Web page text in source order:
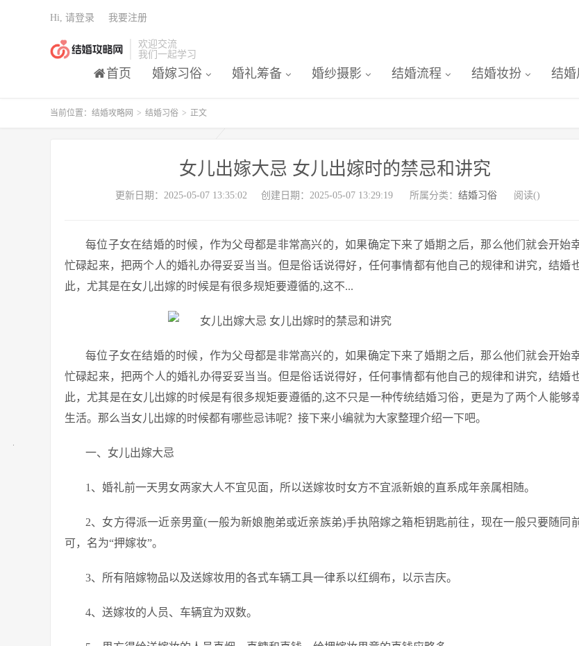
欢迎交流
我们一起学习
首页 婚嫁习俗 婚礼筹备 婚纱摄影 结婚流程 结婚妆扮 结婚
Hi, 请登录 我要注册
当前位置： 结婚攻略网 > 结婚习俗 > 正文
女儿出嫁大忌 女儿出嫁时的禁忌和讲究
更新日期：2025-05-07 13:35:02 创建日期：2025-05-07 13:29:19 所属分类： 结婚习俗 阅读()
每位子女在结婚的时候，作为父母都是非常高兴的，如果确定下来了婚期之后，那么他们就会开始
忙碌起来，把两个人的婚礼办得妥妥当当。但是俗话说得好，任何事情都有他自己的规律和讲究，结婚
此，尤其是在女儿出嫁的时候是有很多规矩要遵循的,这不...
每位子女在结婚的时候，作为父母都是非常高兴的，如果确定下来了婚期之后，那么他们就会开始
忙碌起来，把两个人的婚礼办得妥妥当当。但是俗话说得好，任何事情都有他自己的规律和讲究，结婚
此，尤其是在女儿出嫁的时候是有很多规矩要遵循的,这不只是一种传统结婚习俗，更是为了两个人能够
生活。那么当女儿出嫁的时候都有哪些忌讳呢？接下来小编就为大家整理介绍一下吧。
一、女儿出嫁大忌
1、婚礼前一天男女两家大人不宜见面，所以送嫁妆时女方不宜派新娘的直系成年亲属相随。
2、女方得派一近亲男童(一般为新娘胞弟或近亲族弟)手执陪嫁之箱柜钥匙前往，现在一般只要随同
可，名为“押嫁妆”。
3、所有陪嫁物品以及送嫁妆用的各式车辆工具一律系以红绸布，以示吉庆。
4、送嫁妆的人员、车辆宜为双数。